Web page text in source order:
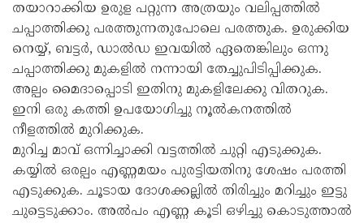
തയാറാക്കിയ ഉരുള പറ്റുന്ന അത്രയും വലിപ്പത്തിൽ
ചപ്പാത്തിക്കു പരത്തുന്നതുപോലെ പരത്തുക. ഉരുക്കിയ
നെയ്യ്, ബട്ടർ, ഡാൽഡ ഇവയിൽ ഏതെങ്കിലും ഒന്നു
ചപ്പാത്തിക്കു മുകളിൽ നന്നായി തേച്ചുപിടിപ്പിക്കുക.
അല്പം മൈദാപ്പൊടി ഇതിനു മുകളിലേക്കു വിതറുക.
ഇനി ഒരു കത്തി ഉപയോഗിച്ചു നൂൽകനത്തിൽ
നീളത്തിൽ മുറിക്കുക.
മുറിച്ച മാവ് ഒന്നിച്ചാക്കി വട്ടത്തിൽ ചുറ്റി എടുക്കുക.
കയ്യിൽ ഒരല്പം എണ്ണമയം പുരട്ടിയതിനു ശേഷം പരത്തി
എടുക്കുക. ചൂടായ ദോശക്കല്ലിൽ തിരിച്ചും മറിച്ചും ഇട്ടു
ചുട്ടെടുക്കാം. അൽപം എണ്ണ കൂടി ഒഴിച്ചു കൊടുത്താൽ